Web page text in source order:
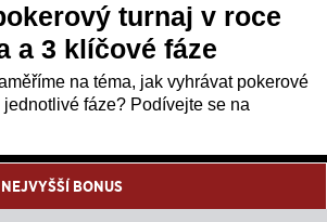
turnaj v roce
a 3 klíčové fáze
na téma, jak vyhrávat pokerové
fáze? Podívejte se na
BONUS